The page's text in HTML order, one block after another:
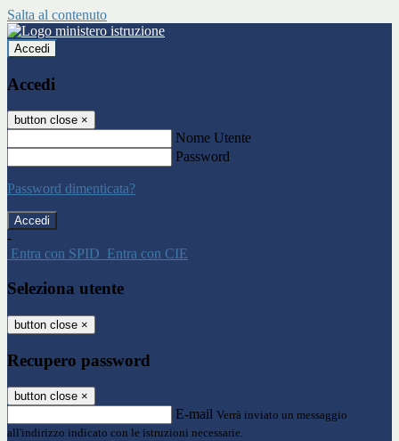
Salta al contenuto
Accedi
Accedi
button close ×
Nome Utente
Password
Password dimenticata?
-
Entra con SPID Entra con CIE
Seleziona utente
button close ×
Recupero password
button close ×
E-mail Verrà inviato un messaggio
all'indirizzo indicato con le istruzioni necessarie.